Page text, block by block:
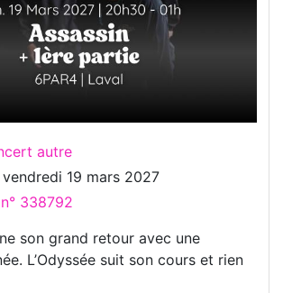
autre
vendredi 19 mars 2027
338792
son grand retour avec une
L’Odyssée suit son cours et rien